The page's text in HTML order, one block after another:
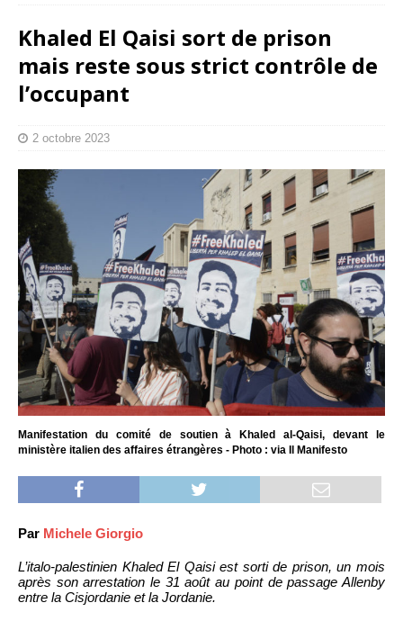
Khaled El Qaisi sort de prison
mais reste sous strict contrôle de
l’occupant
2 octobre 2023
Manifestation du comité de soutien à Khaled al-Qaisi, devant le
ministère italien des affaires étrangères - Photo : via Il Manifesto
Par Michele Giorgio
L’italo-palestinien Khaled El Qaisi est sorti de prison, un mois
après son arrestation le 31 août au point de passage Allenby
entre la Cisjordanie et la Jordanie.